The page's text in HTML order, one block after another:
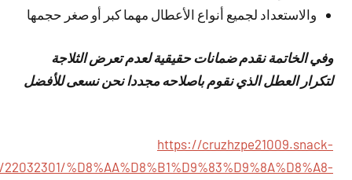
والاستعداد لجميع أنواع الأعطال مهما كبر أو صغر حجمها
وفي الخاتمة نقدم ضمانات حقيقية لعدم تعرض الثلاجة
لتكرار العطل الذي نقوم باصلاحه مجددا نحن نسعى للأفضل
https://cruzhzpe21009.snack-
%D8%AA%D8%B1%D9%83%D9%8A%D8%A8-